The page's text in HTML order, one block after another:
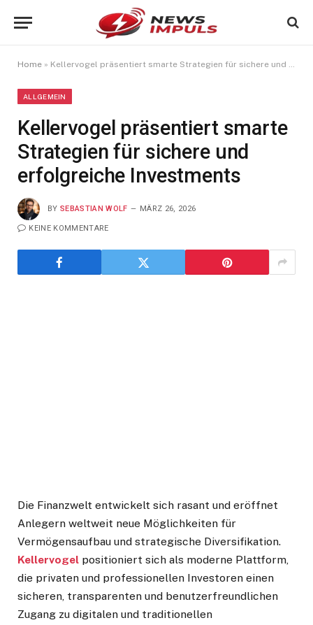
Home » Kellervogel präsentiert smarte Strategien für sichere und erfolgreiche Investments
ALLGEMEIN
Kellervogel präsentiert smarte
Strategien für sichere und
erfolgreiche Investments
BY SEBASTIAN WOLF MÄRZ 26, 2026
KEINE KOMMENTARE
Die Finanzwelt entwickelt sich rasant und eröffnet
Anlegern weltweit neue Möglichkeiten für
Vermögensaufbau und strategische Diversifikation.
Kellervogel positioniert sich als moderne Plattform,
die privaten und professionellen Investoren einen
sicheren, transparenten und benutzerfreundlichen
Zugang zu digitalen und traditionellen